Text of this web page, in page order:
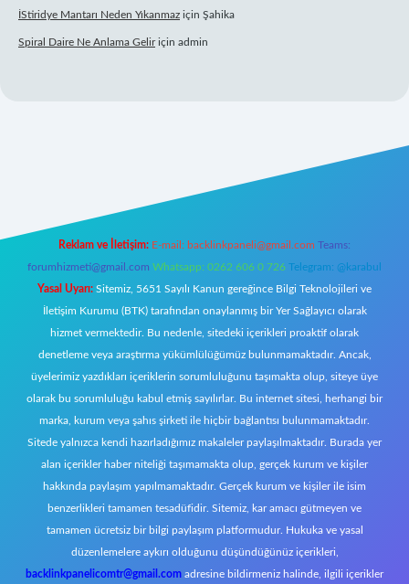
İStiridye Mantarı Neden Yıkanmaz için Şahika
Spiral Daire Ne Anlama Geliriçin admin
Reklam ve İletişim: E-mail: backlinkpaneli@gmail.com Teams:
forumhizmeti@gmail.com Whatsapp: 0262 606 0 726 Telegram: @karabul
Yasal Uyarı: Sitemiz, 5651 Sayılı Kanun gereğince Bilgi Teknolojileri ve
İletişim Kurumu (BTK) tarafından onaylanmış bir Yer Sağlayıcı olarak
hizmet vermektedir. Bu nedenle, sitedeki içerikleri proaktif olarak
denetleme veya araştırma yükümlülüğümüz bulunmamaktadır. Ancak,
üyelerimiz yazdıkları içeriklerin sorumluluğunu taşımakta olup, siteye üye
olarak bu sorumluluğu kabul etmiş sayılırlar. Bu internet sitesi, herhangi bir
marka, kurum veya şahıs şirketi ile hiçbir bağlantısı bulunmamaktadır.
Sitede yalnızca kendi hazırladığımız makaleler paylaşılmaktadır. Burada yer
alan içerikler haber niteliği taşımamakta olup, gerçek kurum ve kişiler
hakkında paylaşım yapılmamaktadır. Gerçek kurum ve kişiler ile isim
benzerlikleri tamamen tesadüfidir. Sitemiz, kar amacı gütmeyen ve
tamamen ücretsiz bir bilgi paylaşım platformudur. Hukuka ve yasal
düzenlemelere aykırı olduğunu düşündüğünüz içerikleri,
backlinkpanelicomtr@gmail.com adresine bildirmeniz halinde, ilgili içerikler